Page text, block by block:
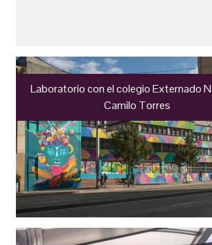
Laboratorio con el colegio Externado
Camilo Torres